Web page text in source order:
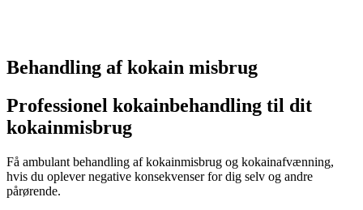
Behandling af kokain misbrug
Professionel kokainbehandling til dit
kokainmisbrug
Få ambulant behandling af kokainmisbrug og kokainafvænning,
hvis du oplever negative konsekvenser for dig selv og andre
pårørende.